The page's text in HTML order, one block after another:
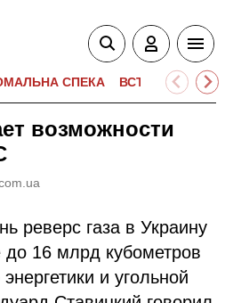
СПЕКА ВСТУПНА
возможности
реверс газа в Украину
16 млрд кубометров
и угольной